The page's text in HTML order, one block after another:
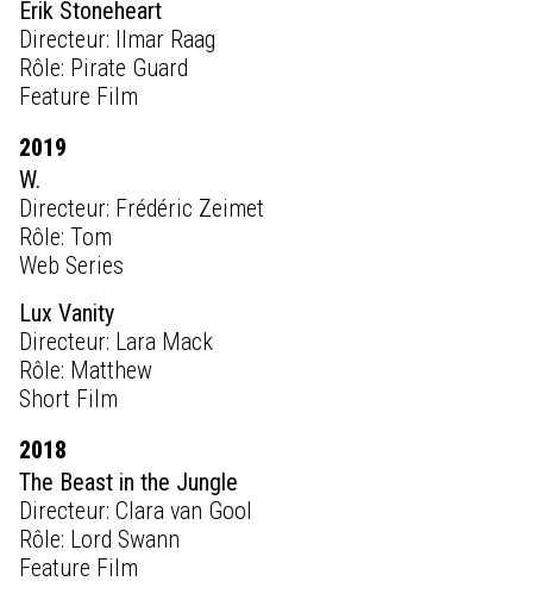
Erik Stoneheart
Directeur: Ilmar Raag
Rôle: Pirate Guard
Feature Film
2019
W.
Directeur: Frédéric Zeimet
Rôle: Tom
Web Series
Lux Vanity
Directeur: Lara Mack
Rôle: Matthew
Short Film
2018
The Beast in the Jungle
Directeur: Clara van Gool
Rôle: Lord Swann
Feature Film